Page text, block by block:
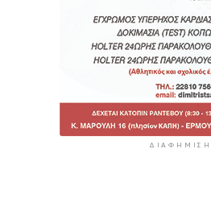
ΔΙΑΦΉΜΙΣΗ